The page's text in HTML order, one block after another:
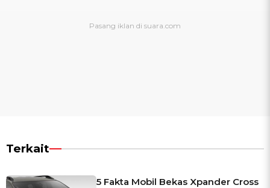
Terkait
5 Fakta Mobil Bekas Xpander Cross